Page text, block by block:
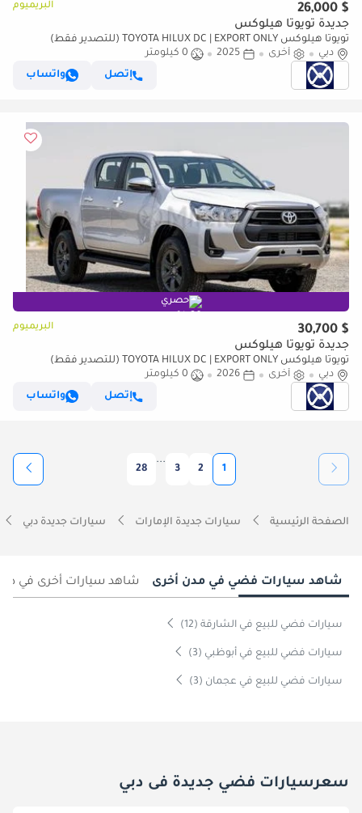
$ 26,000 البريميوم
جديدة تويوتا هيلوكس
تويوتا هيلوكس TOYOTA HILUX DC | EXPORT ONLY (للتصدير فقط)
دبي
أخرى 2025
0 كيلومتر
إتصل
واتساب
حصري
$ 30,700 البريميوم
جديدة تويوتا هيلوكس
تويوتا هيلوكس TOYOTA HILUX DC | EXPORT ONLY (للتصدير فقط)
دبي
أخرى 2026
0 كيلومتر
إتصل
واتساب
1
2
3
...
28
الصفحة الرئيسية سيارات جديدة الإمارات سيارات جديدة دبي
شاهد سيارات فضي في مدن أخرى شاهد سيارات أخرى في
سيارات فضي للبيع في الشارقة (12)
سيارات فضي للبيع في أبوظبي (3)
سيارات فضي للبيع في عجمان (3)
سعرسيارات فضي جديدة فى دبي